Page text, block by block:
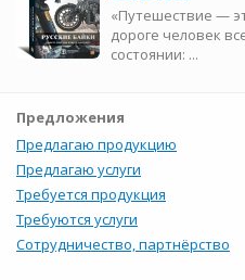
«Путешествие —
дороге человек
состоянии: ...
Предложения
Предлагаю продукцию
Предлагаю услуги
Требуется продукция
Требуются услуги
Сотрудничество, партнёрство